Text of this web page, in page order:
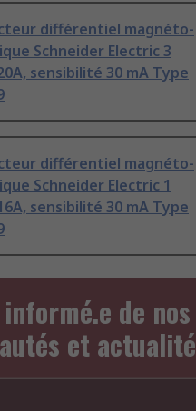
différentiel magnéto-
Schneider Electric 3
sensibilité 30 mA Type
différentiel magnéto-
Schneider Electric 1
sensibilité 30 mA Type
informé.e de
et